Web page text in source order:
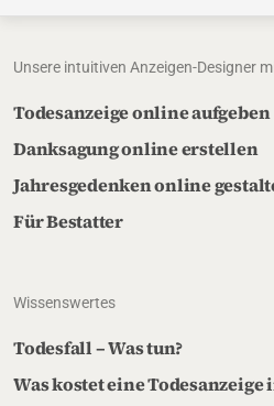
Unsere intuitiven Anzeigen-Designer
Todesanzeige online aufgeben
Danksagung online erstellen
Jahresgedenken online
Für Bestatter
Wissenswertes
Todesfall – Was tun?
Was kostet eine Todesanzeige